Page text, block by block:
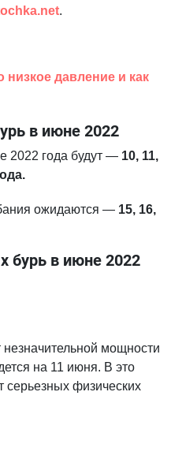
.
низкое давление и как
в июне 2022
2022 года будут — 10, 11,
ожидаются — 15, 16,
бурь в июне 2022
мощности
на 11 июня. В это
серьезных физических